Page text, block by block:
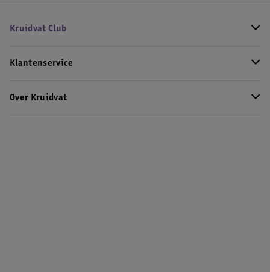
Kruidvat Club
Klantenservice
Over Kruidvat